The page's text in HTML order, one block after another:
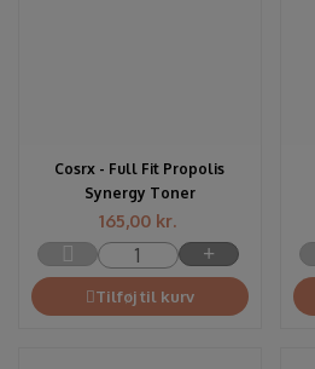
Cosrx - Full Fit Propolis
Synergy Toner
165,00 kr.
Tilføj til kurv